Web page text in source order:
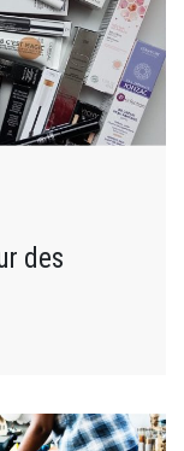
des